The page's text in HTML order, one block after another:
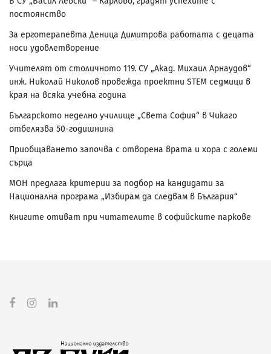
постоянство
За ерготерапевта Деница Димитрова работата с децата
носи удовлетворение
Учителят от столичното 119. СУ „Акад. Михаил Арнаудов“
инж. Николай Николов провежда проектни STEM седмици в
края на всяка учебна година
Българското неделно училище „Света София“ в Чикаго
отбелязва 50-годишнина
Приобщаването започва с отворена врата и хора с големи
сърца
МОН предлага критерии за подбор на кандидати за
Национална програма „Избирам да следвам в България“
Книгите отиват при читателите в софийските паркове